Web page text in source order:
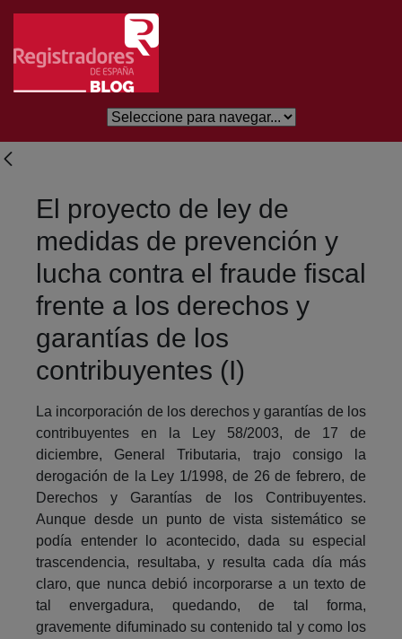
Salta al contingut principal
El proyecto de ley de
medidas de prevención y
lucha contra el fraude fiscal
frente a los derechos y
garantías de los
contribuyentes (I)
La incorporación de los derechos y garantías de los
contribuyentes en la Ley 58/2003, de 17 de
diciembre, General Tributaria, trajo consigo la
derogación de la Ley 1/1998, de 26 de febrero, de
Derechos y Garantías de los Contribuyentes.
Aunque desde un punto de vista sistemático se
podía entender lo acontecido, dada su especial
trascendencia, resultaba, y resulta cada día más
claro, que nunca debió incorporarse a un texto de
tal envergadura, quedando, de tal forma,
gravemente difuminado su contenido tal y como los